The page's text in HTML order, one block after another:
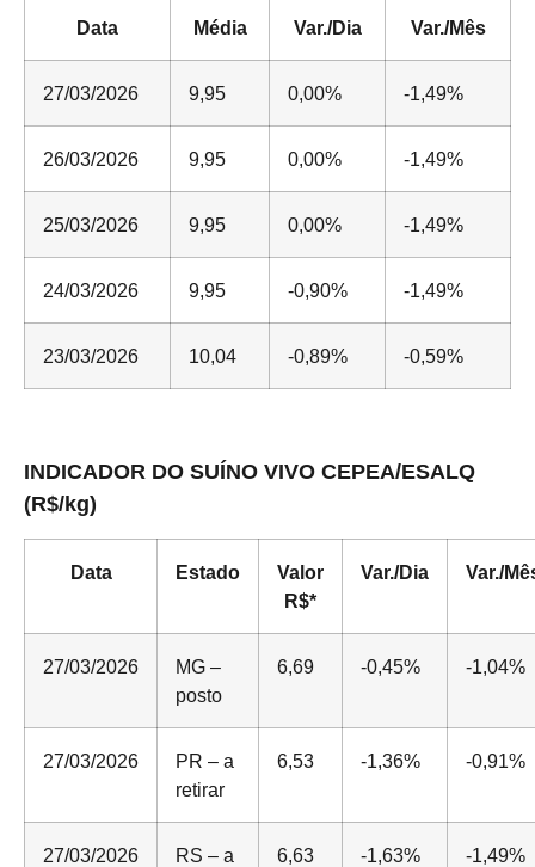
Data Média Var./Dia Var./Mês
27/03/2026 9,95 0,00% -1,49%
26/03/2026 9,95 0,00% -1,49%
25/03/2026 9,95 0,00% -1,49%
24/03/2026 9,95 -0,90% -1,49%
23/03/2026 10,04 -0,89% -0,59%
INDICADOR DO SUÍNO VIVO CEPEA/ESALQ
(R$/kg)
Data Estado
Valor
R$*
Var./Dia Var./
27/03/2026
MG –
posto
6,69 -0,45% -1,04%
27/03/2026
PR – a
retirar
6,53 -1,36% -0,91%
27/03/2026
RS – a
6,63 -1,63% -1,49%